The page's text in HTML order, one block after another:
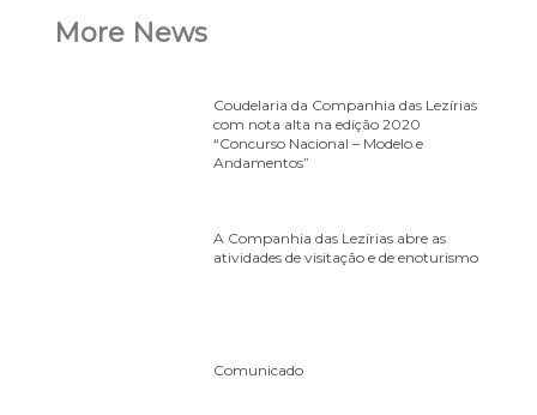
More News
Coudelaria da Companhia das Lezírias
com nota alta na edição 2020
“Concurso Nacional – Modelo e
Andamentos”
A Companhia das Lezírias abre as
atividades de visitação e de enoturismo
Comunicado